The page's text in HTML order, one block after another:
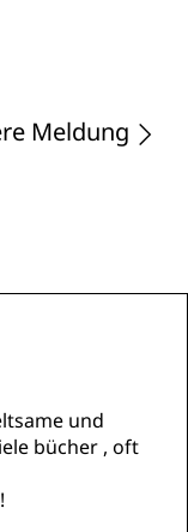
Meldung
und
bücher , oft